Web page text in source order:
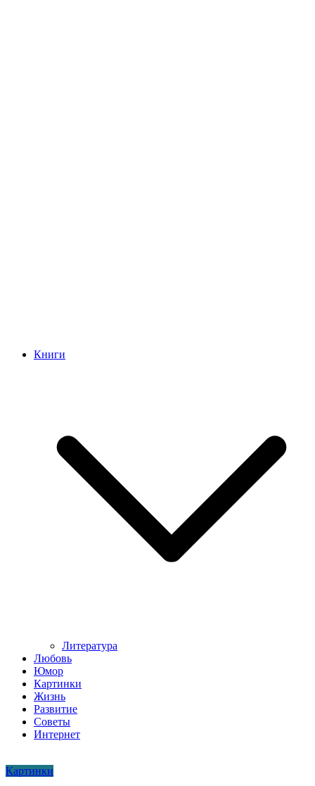
Книги
Литература
Любовь
Юмор
Картинки
Жизнь
Развитие
Советы
Интернет
Картинки